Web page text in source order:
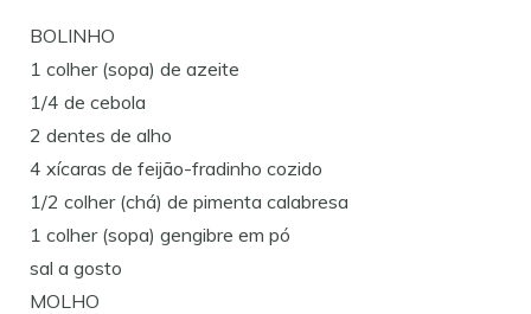
BOLINHO
1 colher (sopa) de azeite
1/4 de cebola
2 dentes de alho
4 xícaras de feijão-fradinho cozido
1/2 colher (chá) de pimenta calabresa
1 colher (sopa) gengibre em pó
sal a gosto
MOLHO